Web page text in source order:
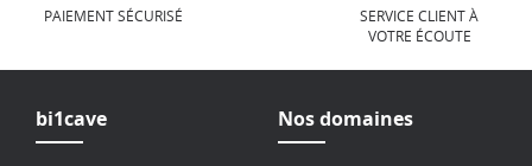
PAIEMENT SÉCURISÉ
SERVICE CLIENT À
VOTRE ÉCOUTE
bi1cave Nos domaines